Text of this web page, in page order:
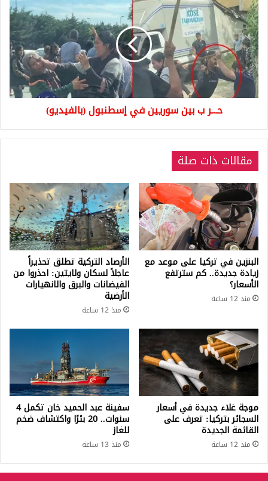
ب
بين
سوريين
في
إسطنبول
(بالفيديو)
حـ.ـر ب بين سوريين في إسطنبول (بالفيديو)
مقالات ذات صلة
البنزين في تركيا على موعد مع
زيادة جديدة.. كم سترتفع
الأسعار؟
منذ 12 ساعة
الأرصاد التركية تطلق تحذيراً
عاجلاً لسكان ولايتين: احذروا من
الفيضانات والبرق والانهيارات
الأرضية
منذ 12 ساعة
موجة غلاء جديدة في أسعار
السجائر بتركيا: تعرف على
القائمة الجديدة
منذ 12 ساعة
سفينة عبد الحميد خان تكمل 4
سنوات.. 20 بئرًا واكتشاف ضخم
للغاز
منذ 13 ساعة